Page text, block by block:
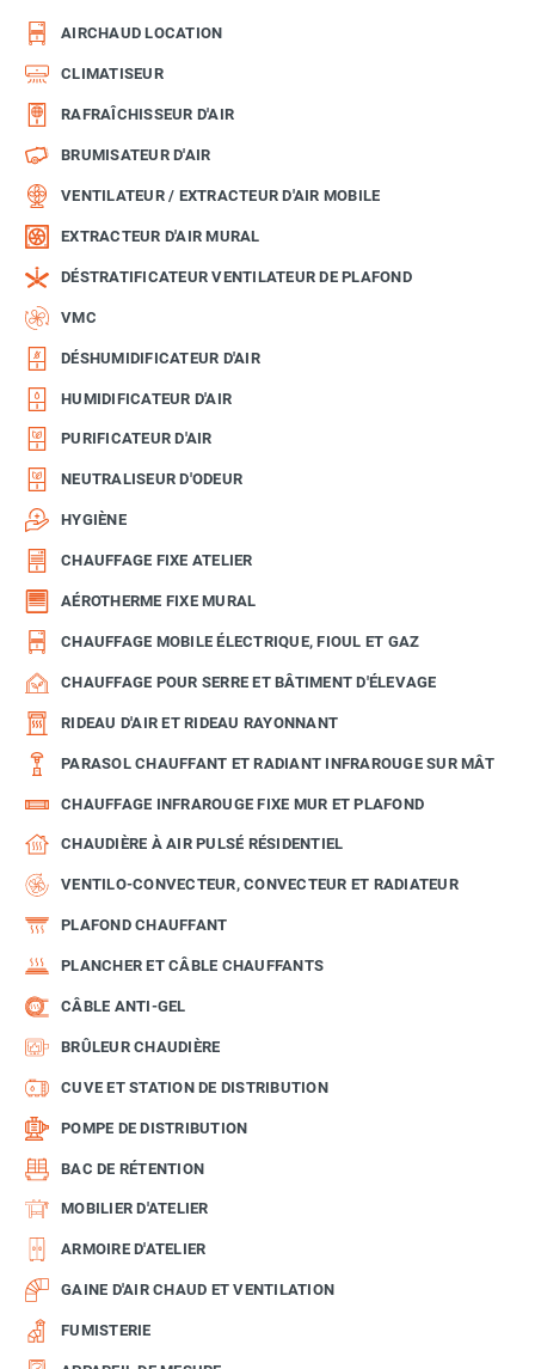
AIRCHAUD LOCATION
CLIMATISEUR
RAFRAÎCHISSEUR D'AIR
BRUMISATEUR D'AIR
VENTILATEUR / EXTRACTEUR D'AIR MOBILE
EXTRACTEUR D'AIR MURAL
DÉSTRATIFICATEUR VENTILATEUR DE PLAFOND
VMC
DÉSHUMIDIFICATEUR D'AIR
HUMIDIFICATEUR D'AIR
PURIFICATEUR D'AIR
NEUTRALISEUR D'ODEUR
HYGIÈNE
CHAUFFAGE FIXE ATELIER
AÉROTHERME FIXE MURAL
CHAUFFAGE MOBILE ÉLECTRIQUE, FIOUL ET GAZ
CHAUFFAGE POUR SERRE ET BÂTIMENT D'ÉLEVAGE
RIDEAU D'AIR ET RIDEAU RAYONNANT
PARASOL CHAUFFANT ET RADIANT INFRAROUGE SUR MÂT
CHAUFFAGE INFRAROUGE FIXE MUR ET PLAFOND
CHAUDIÈRE À AIR PULSÉ RÉSIDENTIEL
VENTILO-CONVECTEUR, CONVECTEUR ET RADIATEUR
PLAFOND CHAUFFANT
PLANCHER ET CÂBLE CHAUFFANTS
CÂBLE ANTI-GEL
BRÛLEUR CHAUDIÈRE
CUVE ET STATION DE DISTRIBUTION
POMPE DE DISTRIBUTION
BAC DE RÉTENTION
MOBILIER D'ATELIER
ARMOIRE D'ATELIER
GAINE D'AIR CHAUD ET VENTILATION
FUMISTERIE